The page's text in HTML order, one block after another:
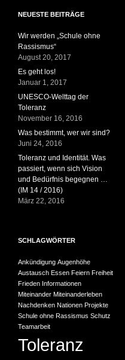
NEUESTE BEITRÄGE
Wir werden „Schule ohne
Rassismus“
August 20, 2017
Es geht los!
Januar 1, 2017
UNESCO-Welttag der
Toleranz
November 16, 2016
Was bestimmt, wer wir sind?
Juni 24, 2016
Toleranz und Identität. Was
passiert, wenn sich Vision
und Bedürfnis begegnen …
(IM 14 / 2016)
März 22, 2016
SCHLAGWÖRTER
Ankündigung Augenhöhe
Austausch Essen Feiern Freiheit
Frieden Informationen
Miteinander Miteinanderleben
Nachdenken Nationen Projekte
Schule ohne Rassismus Schutz
Teamarbeit
Toleranz